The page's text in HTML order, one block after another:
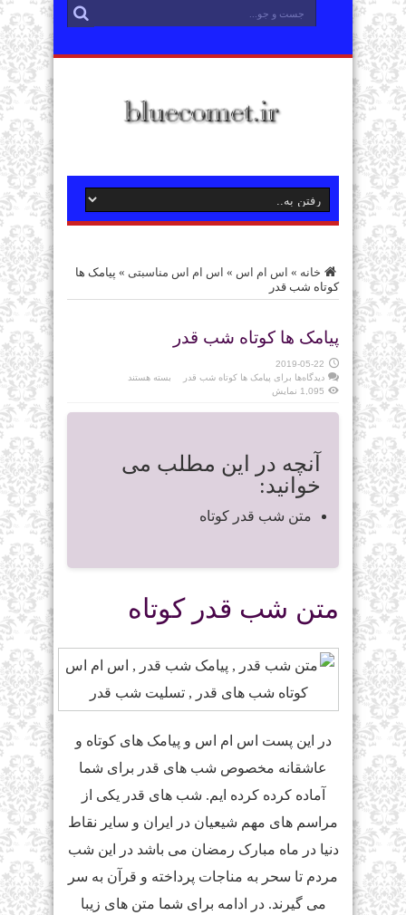
خانه » اس ام اس » اس ام اس مناسبتی » پیامک ها
کوتاه شب قدر
پیامک ها کوتاه شب قدر
2019-05-22
دیدگاه‌ها برای پیامک ها کوتاه شب قدر
بسته هستند
1,095 نمایش
آنچه در این مطلب می
خوانید:
متن شب قدر کوتاه
متن شب قدر کوتاه
در این پست اس ام اس و پیامک های کوتاه و
عاشقانه مخصوص شب های قدر برای شما
آماده کرده کرده ایم. شب های قدر یکی از
مراسم های مهم شیعیان در ایران و سایر نقاط
دنیا در ماه مبارک رمضان می باشد در این شب
مردم تا سحر به مناجات پرداخته و قرآن به سر
می گیرند. در ادامه برای شما متن های زیبا